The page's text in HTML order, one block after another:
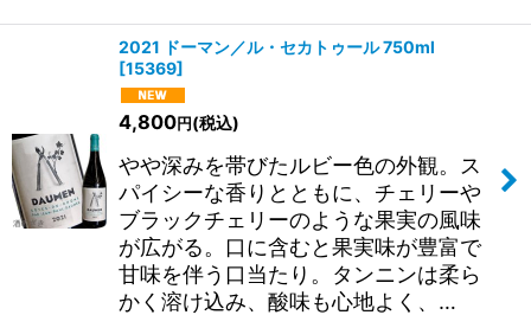
2021 ドーマン／ル・セカトゥール 750ml
[15369]
4,800円(税込)
やや深みを帯びたルビー色の外観。ス
パイシーな香りとともに、チェリーや
ブラックチェリーのような果実の風味
が広がる。口に含むと果実味が豊富で
甘味を伴う口当たり。タンニンは柔ら
かく溶け込み、酸味も心地よく、…